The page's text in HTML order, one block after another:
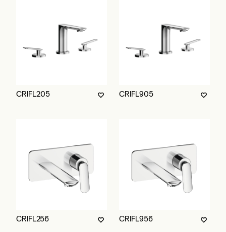
CRIFL205 CRIFL905
CRIFL256 CRIFL956